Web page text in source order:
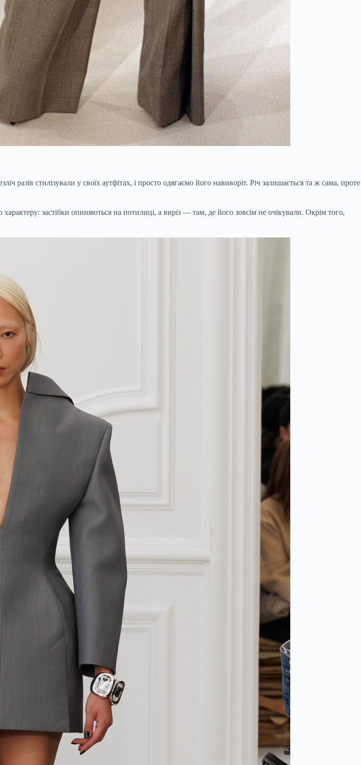
разів стилізували у своїх аутфітах, і просто одягаємо його навиворіт. Річ залишається та ж сама, проте
застібки опиняються на потилиці, а виріз — там, де його зовсім не очікували. Окрім того,